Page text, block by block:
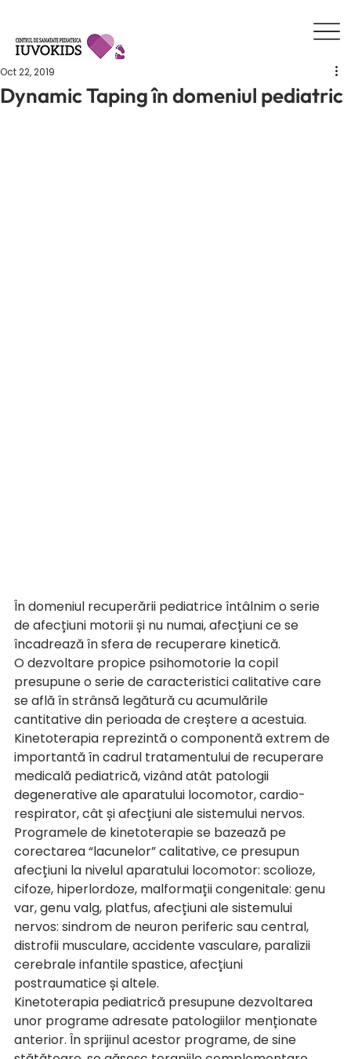
Dynamic Taping în domeniul pediatric
Oct 22, 2019
În domeniul recuperării pediatrice întâlnim o serie
de afecțiuni motorii și nu numai, afecțiuni ce se
încadrează în sfera de recuperare kinetică.
O dezvoltare propice psihomotorie la copil
presupune o serie de caracteristici calitative care
se află în strânsă legătură cu acumulările
cantitative din perioada de creștere a acestuia.
Kinetoterapia reprezintă o componentă extrem de
importantă în cadrul tratamentului de recuperare
medicală pediatrică, vizând atât patologii
degenerative ale aparatului locomotor, cardio-
respirator, cât și afecțiuni ale sistemului nervos.
Programele de kinetoterapie se bazează pe
corectarea “lacunelor” calitative, ce presupun
afecțiuni la nivelul aparatului locomotor: scolioze,
cifoze, hiperlordoze, malformații congenitale: genu
var, genu valg, platfus, afecțiuni ale sistemului
nervos: sindrom de neuron periferic sau central,
distrofii musculare, accidente vasculare, paralizii
cerebrale infantile spastice, afecțiuni
postraumatice și altele.
Kinetoterapia pediatrică presupune dezvoltarea
unor programe adresate patologiilor menționate
anterior. În sprijinul acestor programe, de sine